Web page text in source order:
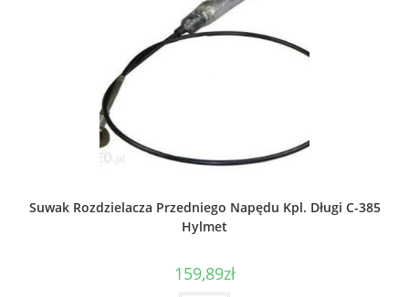
Suwak Rozdzielacza Przedniego Napędu Kpl. Długi C-385
Hylmet
159,89zł